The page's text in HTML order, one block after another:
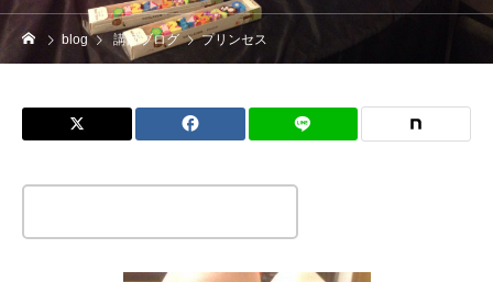
blog 講師ブログ プリンセス